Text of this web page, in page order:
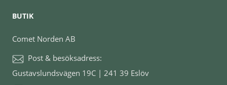
BUTIK
Comet Norden AB
Post & besöksadress:
Gustavslundsvägen 19C | 241 39 Eslöv